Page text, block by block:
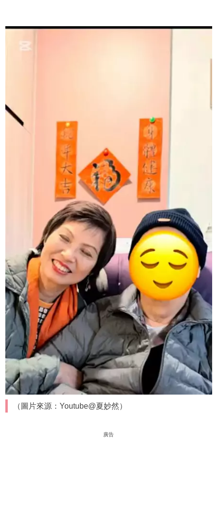
（圖片來源：Youtube@夏妙然）
廣告